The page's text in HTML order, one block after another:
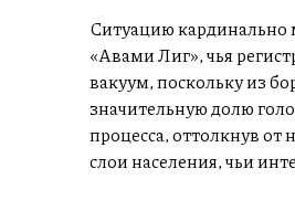
Ситуацию кардинально
«Авами Лиг», чья
вакуум, поскольку из
значительную долю
процесса, оттолкнув от
слои населения, чьи